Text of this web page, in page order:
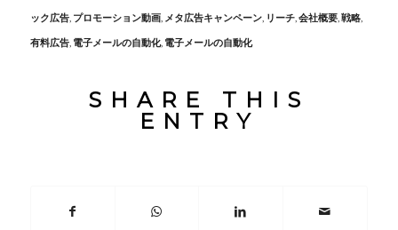
ック広告, プロモーション動画, メタ広告キャンペーン, リーチ, 会社概要, 戦略,
有料広告, 電子メールの自動化, 電子メールの自動化
SHARE THIS
ENTRY